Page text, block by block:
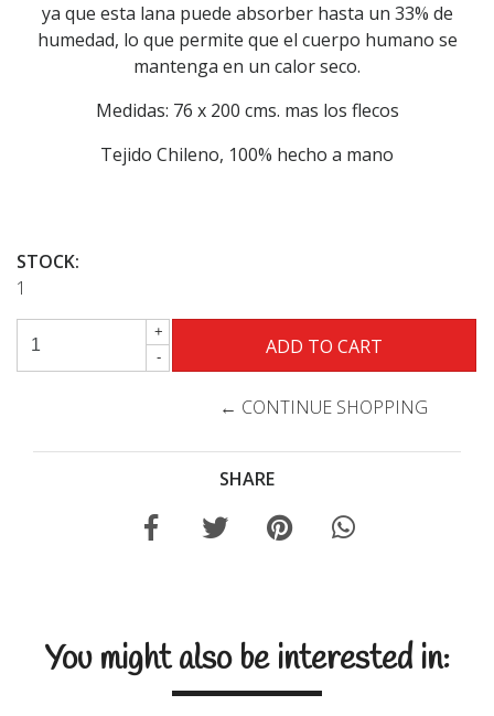
ya que esta lana puede absorber hasta un 33% de
humedad, lo que permite que el cuerpo humano se
mantenga en un calor seco.
Medidas: 76 x 200 cms. mas los flecos
Tejido Chileno, 100% hecho a mano
STOCK:
1
+
-
← CONTINUE SHOPPING
SHARE
You might also be interested in: